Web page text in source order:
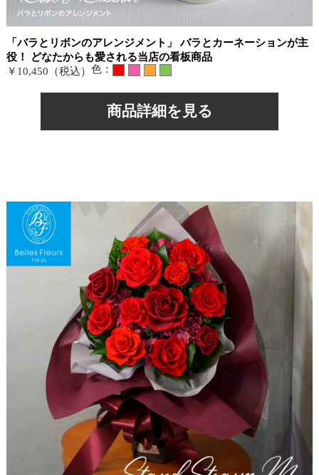
「バラとリボンのアレンジメント」 バラとカーネーションが主
役！ どなたからも愛される当店の看板商品
￥10,450（税込） 色：
商品詳細を見る